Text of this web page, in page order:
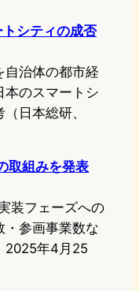
トシティの成否
自治体の都市経
本のスマートシ
日本総研、
取組みを発表
装フェーズへの
・参画事業数な
2025年4月25